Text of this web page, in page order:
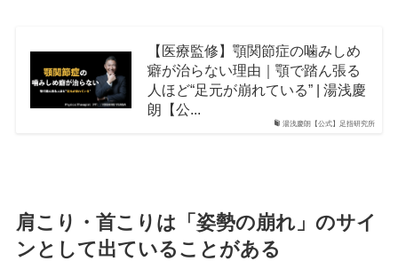
湯浅慶朗【公式】足指研究所
【医療監修】顎関節症の噛みしめ
癖が治らない理由｜顎で踏ん張る
人ほど“足元が崩れている” | 湯浅慶
朗【公...
肩こり・首こりは「姿勢の崩れ」のサイ
ンとして出ていることがある